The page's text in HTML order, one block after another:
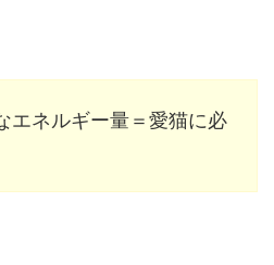
エネルギー量＝愛猫に必